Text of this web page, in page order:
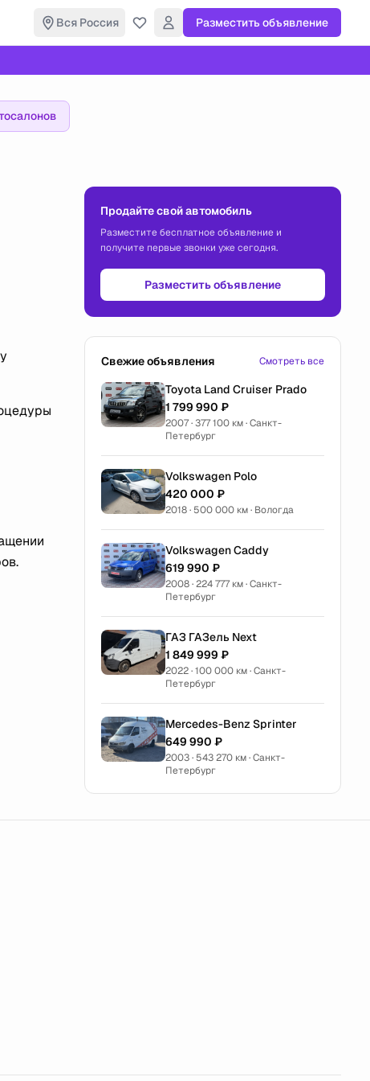
Вся Россия Разместить объявление
Продайте свой автомобиль
Разместите бесплатное объявление и
получите первые звонки уже сегодня.
Разместить объявление
Свежие объявления Смотреть все
Toyota Land Cruiser Prado
1 799 990 ₽
2007 · 377 100 км · Санкт-
Петербург
Volkswagen Polo
420 000 ₽
2018 · 500 000 км · Вологда
Volkswagen Caddy
619 990 ₽
2008 · 224 777 км · Санкт-
Петербург
ГАЗ ГАЗель Next
1 849 999 ₽
2022 · 100 000 км · Санкт-
Петербург
Mercedes-Benz Sprinter
649 990 ₽
2003 · 543 270 км · Санкт-
Петербург